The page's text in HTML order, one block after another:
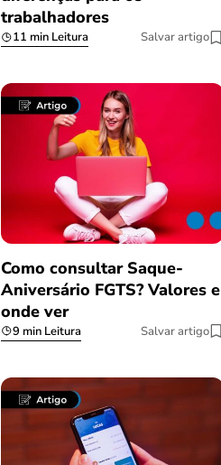
trabalhadores
11 min Leitura Salvar artigo
Como consultar Saque-
Aniversário FGTS? Valores e
onde ver
9 min Leitura Salvar artigo